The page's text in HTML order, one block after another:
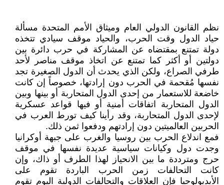
نظم القانون الدولي العام وميثاق الأمم المتحدة مسألة
حياد الدول وقت الحرب، والحياد موقف سيادي تتخذه
دولة تمتنع بمقتضاه عن المشاركة في حرب دائرة بين
دولتين أو أكثر كما تمتنع عن اتخاذ موقف مناصر لأحد
طرفي الصراع، ولكن الذي يحدث أن الدول الصغيرة تجد
نفسها مُقحمة في الحرب دون إرادتها، خصوصاً إن كانت
خاضعة للاستعمار من إحدى الدول المتحاربة أو بينها وبين
الدول المتحاربة اتفاقات أمنية أو فيها قواعد عسكرية
لإحدى الدول المتحاربة، وقد رأينا كيف تورط العرب في
الحربين العالميتين دون إرادتهم ودفعوا ثمن ذلك.
فمع اندلاع الحرب بين روسيا والغرب على جبهة أوكرانيا
وجدت دول وكيانات سياسية عديدة نفسها في موقف
حرج ومترددة ما بين الانحياز لهذا الطرف أو ذاك، وإن
كانت التحالفات زمن الحرب الباردة تقوم على
الأيديولوجيا فإن العلاقات والتحالفات الدولية اليوم تقوم